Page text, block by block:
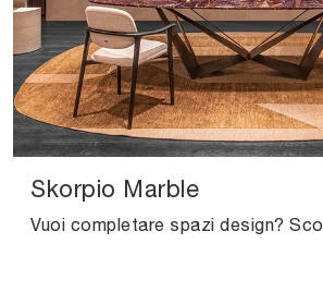
Skorpio Marble